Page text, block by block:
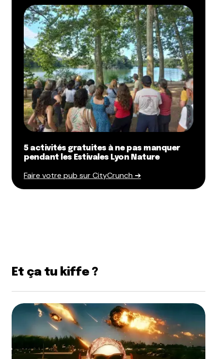
5 activités gratuites à ne pas manquer
pendant les Estivales Lyon Nature
Faire votre pub sur CityCrunch ➔
Et ça tu kiffe ?